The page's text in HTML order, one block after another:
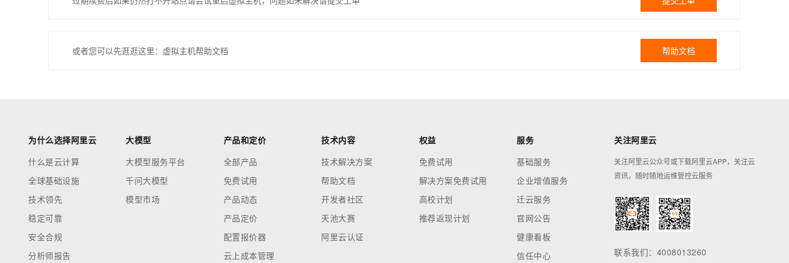
或者您可以先逛逛这里：虚拟主机帮助文档 帮助文档